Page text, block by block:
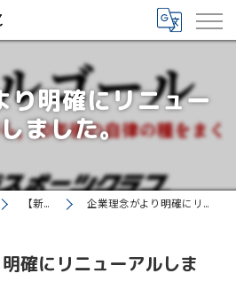
り明確にリニュー
ました。
【新着情報】 企業理念がより明確にリニューアルしました。
確にリニューアルしま